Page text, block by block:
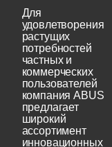
Для
удовлетворения
растущих
потребностей
частных и
коммерческих
пользователей
компания ABUS
предлагает
широкий
ассортимент
инновационных